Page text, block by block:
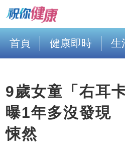
首頁 健康即時 生
9歲女童「右耳
曝1年多沒發現
悚然